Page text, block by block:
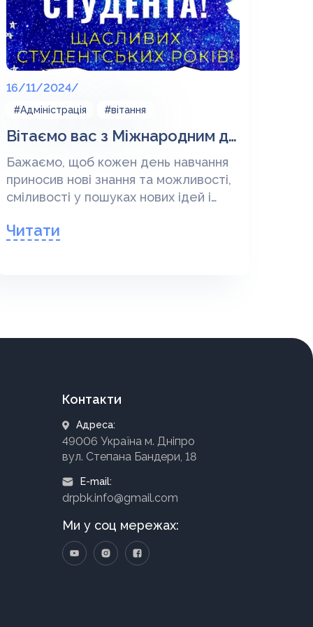
16/11/2024/
#Адміністрація #вітання
Вітаємо вас з Міжнародним днем студента!
Бажаємо, щоб кожен день навчання
приносив нові знання та можливості,
сміливості у пошуках нових ідей і
Читати
Контакти
Адреса:
49006 Україна м. Дніпро
вул. Степана Бандери, 18
E-mail:
drpbk.info@gmail.com
Ми у соц мережах: